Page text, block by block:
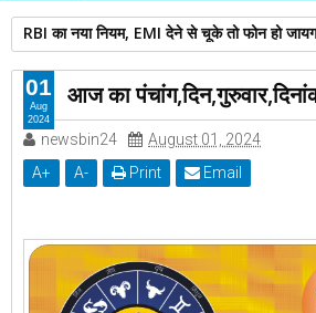
RBI का नया नियम, EMI देने से चूके तो फोन हो
आज का
newsbin24
August 01, 2024
A+ A- Print Email
01
Aug
2024